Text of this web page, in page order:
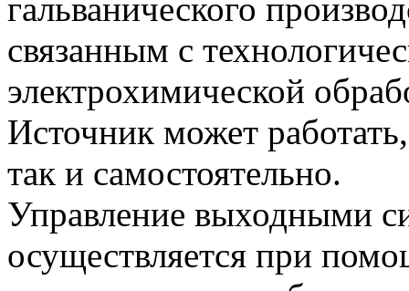
гальванического
связанным с
электрохимической
Источник может
так и самостоятельно.
Управление выходными
осуществляется при